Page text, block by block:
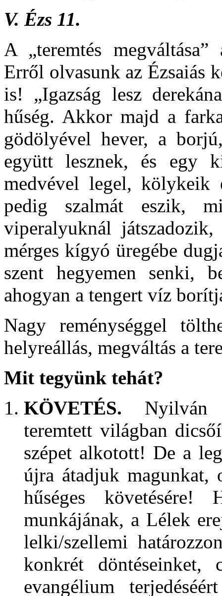
V. Ézs 11.
A „teremtés
Erről olvasunk az Ézsaiás
is! „Igazság lesz
hűség. Akkor majd a
gödölyével hever, a
együtt lesznek, és egy
medvével legel, kölykeik
pedig szalmát eszik,
viperalyuknál
mérges kígyó üregébe
szent hegyemen senki,
ahogyan a tengert víz
Nagy reménységgel
helyreállás, megváltás a
Mit tegyünk tehát?
KÖVETÉS. Nyilván
teremtett világban
szépet alkotott! De a
újra átadjuk magunkat,
hűséges követésére!
munkájának, a Lélek
lelki/szellemi
konkrét döntéseinket,
evangélium